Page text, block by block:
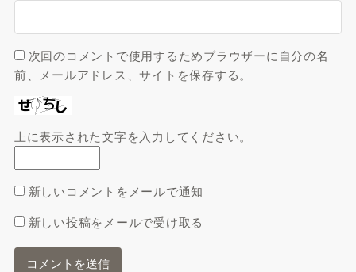
次回のコメントで使用するためブラウザーに自分の名
前、メールアドレス、サイトを保存する。
上に表示された文字を入力してください。
新しいコメントをメールで通知
新しい投稿をメールで受け取る